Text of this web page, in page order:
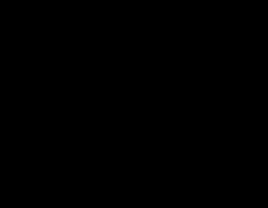
L’année La Plus